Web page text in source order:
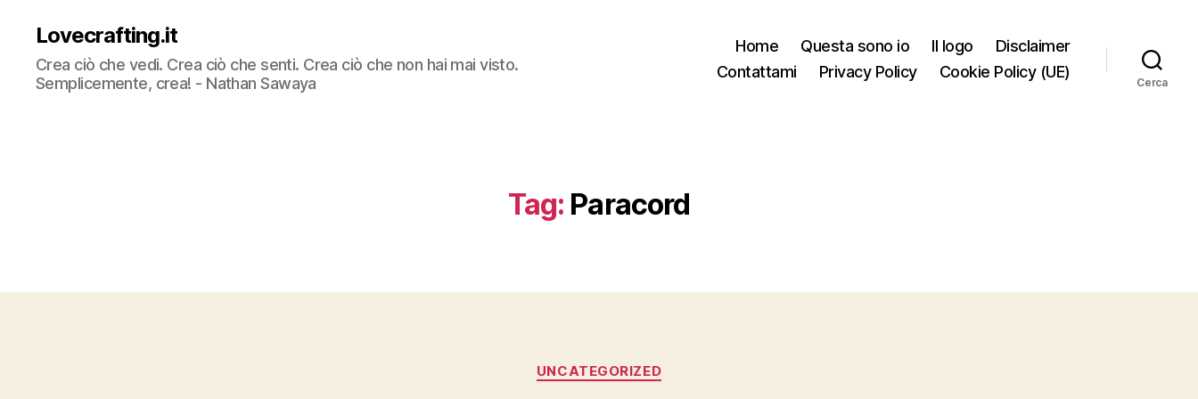
Lovecrafting.it
Crea ciò che vedi. Crea ciò che senti. Crea ciò che non hai mai visto.
Semplicemente, crea! - Nathan Sawaya
Home Questa sono io Il logo
Disclaimer
Contattami
Privacy Policy Cookie Policy (UE)
Cerca
Tag: Paracord
Categorie
UNCATEGORIZED